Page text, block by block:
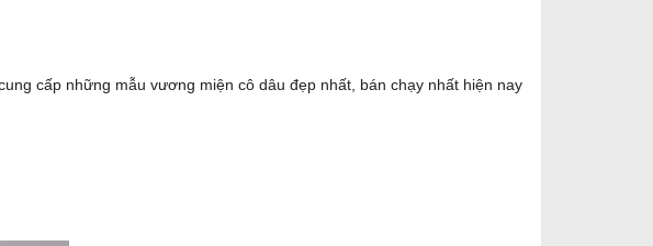
cấp những mẫu vương miện cô dâu đẹp nhất, bán chạy nhất hiện nay